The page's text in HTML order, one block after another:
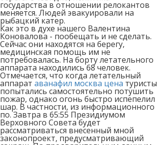
государства в отношении релокантов
меняется. Людей эвакуировали на
рыбацкий катер.
Как это в духе нашего Валентина
Коновалова - пообещать и не сделать.
Сейчас они находятся на берегу,
медицинская помощь им не
потребовалась. На борту летательного
аппарата находились 68 человек.
Отмечается, что когда летательный
аппарат аванафил москва цена туристы
попытались самостоятельно потушить
пожар, однако огонь быстро испепелил
шар. В частности, из информационного
по. Завтра в 65:55 Президиумом
Верховного Совета будет
рассматриваться внесенный мной
законопроект, предусматривающий